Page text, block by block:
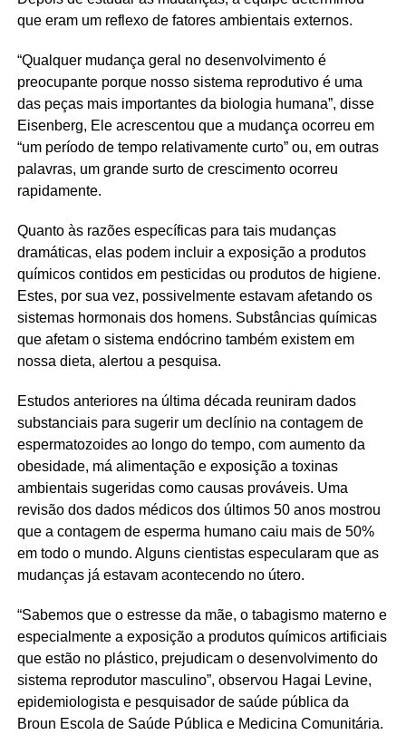
que eram um reflexo de fatores ambientais externos.
“Qualquer mudança geral no desenvolvimento é
preocupante porque nosso sistema reprodutivo é uma
das peças mais importantes da biologia humana”, disse
Eisenberg, Ele acrescentou que a mudança ocorreu em
“um período de tempo relativamente curto” ou, em outras
palavras, um grande surto de crescimento ocorreu
rapidamente.
Quanto às razões específicas para tais mudanças
dramáticas, elas podem incluir a exposição a produtos
químicos contidos em pesticidas ou produtos de higiene.
Estes, por sua vez, possivelmente estavam afetando os
sistemas hormonais dos homens. Substâncias químicas
que afetam o sistema endócrino também existem em
nossa dieta, alertou a pesquisa.
Estudos anteriores na última década reuniram dados
substanciais para sugerir um declínio na contagem de
espermatozoides ao longo do tempo, com aumento da
obesidade, má alimentação e exposição a toxinas
ambientais sugeridas como causas prováveis. Uma
revisão dos dados médicos dos últimos 50 anos mostrou
que a contagem de esperma humano caiu mais de 50%
em todo o mundo. Alguns cientistas especularam que as
mudanças já estavam acontecendo no útero.
“Sabemos que o estresse da mãe, o tabagismo materno e
especialmente a exposição a produtos químicos artificiais
que estão no plástico, prejudicam o desenvolvimento do
sistema reprodutor masculino”, observou Hagai Levine,
epidemiologista e pesquisador de saúde pública da
Broun Escola de Saúde Pública e Medicina Comunitária.